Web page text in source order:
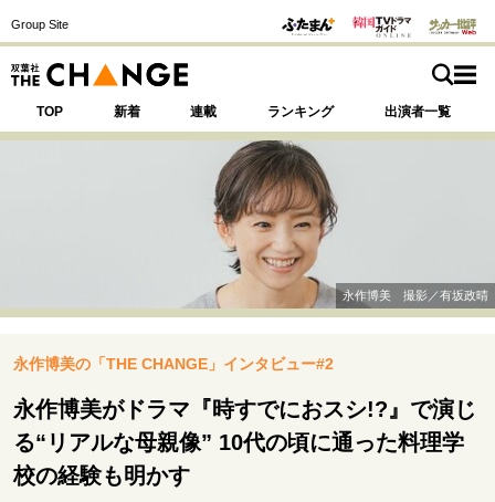
Group Site
TOP 新着 連載 ランキング 出演者一覧
注目の記事テーマで探す
運命を変えた出会い 決断の裏側
表現者の葛藤
人生が動いた日 10代の挫折と原点
永作博美 撮影／有坂政晴
永作博美の「THE CHANGE」インタビュー#2
永作博美がドラマ『時すでにおスシ!?』で演じ
る“リアルな母親像” 10代の頃に通った料理学
校の経験も明かす